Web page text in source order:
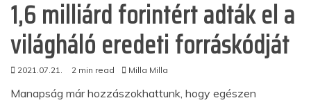
1,6 milliárd forintért adták el a
világháló eredeti forráskódját
2021.07.21. 2 min read Milla Milla
Manapság már hozzászokhattunk, hogy egészen